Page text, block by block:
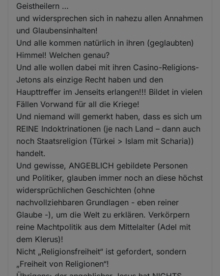
Geistheilern …
und widersprechen sich in nahezu allen Annahmen
und Glaubensinhalten!
Und alle kommen natürlich in ihren (geglaubten)
Himmel! Welchen genau?
Und alle wollen dabei mit ihren Casino-Religions-
Jetons als einzige Recht haben und den
Haupttreffer im Jenseits erlangen!!! Bildet in vielen
Fällen Vorwand für all die Kriege!
Und niemand will gemerkt haben, dass es sich um
REINE Indoktrinationen (je nach Land – dann auch
noch Staatsreligion (Türkei > Islam mit Scharia))
handelt.
Und gewisse, ANGEBLICH gebildete Personen
und Politiker, glauben immer noch an diese höchst
widersprüchlichen Geschichten (ohne
nachvollziehbaren Grundlagen - eben reiner
Glaube -), um die Welt zu erklären. Verkörpern
reine Machtpolitik aus dem Mittelalter (Adel mit
dem Klerus)!
Nicht „Religionsfreiheit“ ist gefordert, sondern
„Freiheit von Religionen“!